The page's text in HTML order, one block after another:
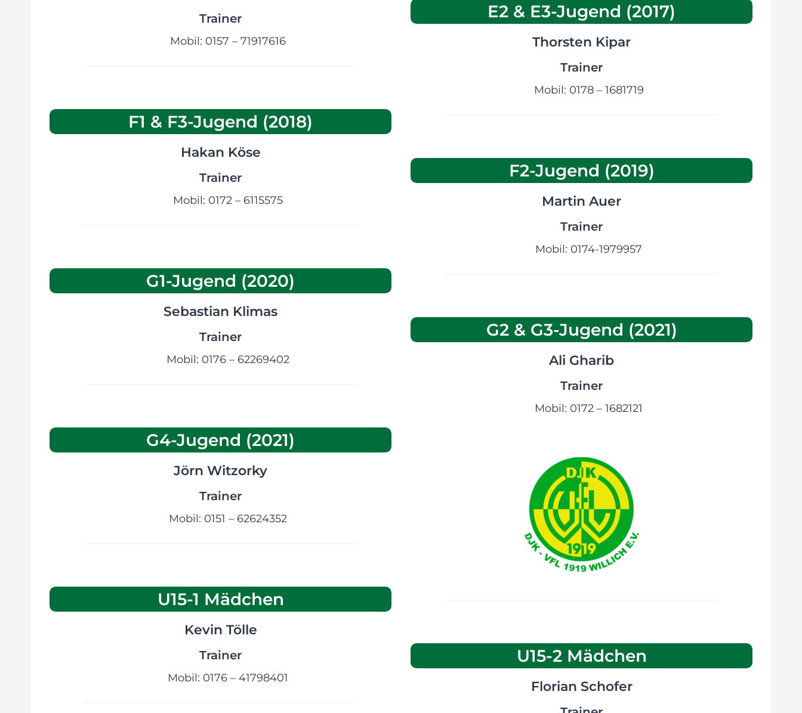
Trainer
Mobil: 0157 – 71917616
F1 & F3-Jugend (2018)
Hakan Köse
Trainer
Mobil: 0172 – 6115575
G1-Jugend (2020)
Sebastian Klimas
Trainer
Mobil: 0176 – 62269402
G4-Jugend (2021)
Jörn Witzorky
Trainer
Mobil: 0151 – 62624352
U15-1 Mädchen
Kevin Tölle
Trainer
Mobil: 0176 – 41798401
E2 & E3-Jugend (2017)
Thorsten Kipar
Trainer
Mobil: 0178 – 1681719
F2-Jugend (2019)
Martin Auer
Trainer
Mobil: 0174-1979957
G2 & G3-Jugend (2021)
Ali Gharib
Trainer
Mobil: 0172 – 1682121
U15-2 Mädchen
Florian Schofer